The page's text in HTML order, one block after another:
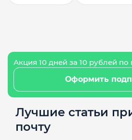
Акция 10 дней за 10 рублей
Оформить
Лучшие статьи
почту